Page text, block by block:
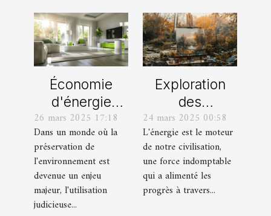
Économie
d'énergie
grâce aux
objets
connectés
Solutions pour
un foyer
durable
26 mars 2025 17:18
Dans un monde où la
préservation de
l'environnement est
devenue un enjeu
majeur, l'utilisation
judicieuse...
Exploration
des
techniques
énergétiques :
de la tradition
à la modernité
24 mars 2025 00:58
L'énergie est le moteur
de notre civilisation,
une force indomptable
qui a alimenté les
progrès à travers...